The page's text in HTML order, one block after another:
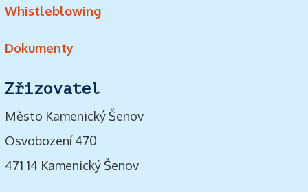
Whistleblowing
Dokumenty
Zřizovatel
Město Kamenický Šenov
Osvobození 470
471 14 Kamenický Šenov